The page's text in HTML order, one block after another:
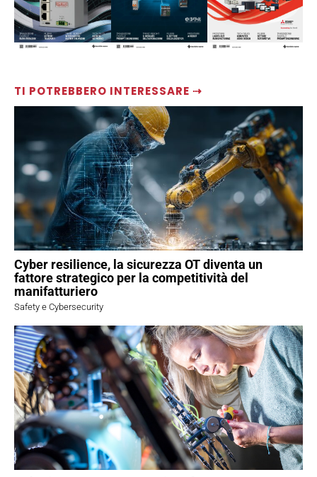
TI POTREBBERO INTERESSARE ⇢
Cyber resilience, la sicurezza OT diventa un
fattore strategico per la competitività del
manifatturiero
Safety e Cybersecurity